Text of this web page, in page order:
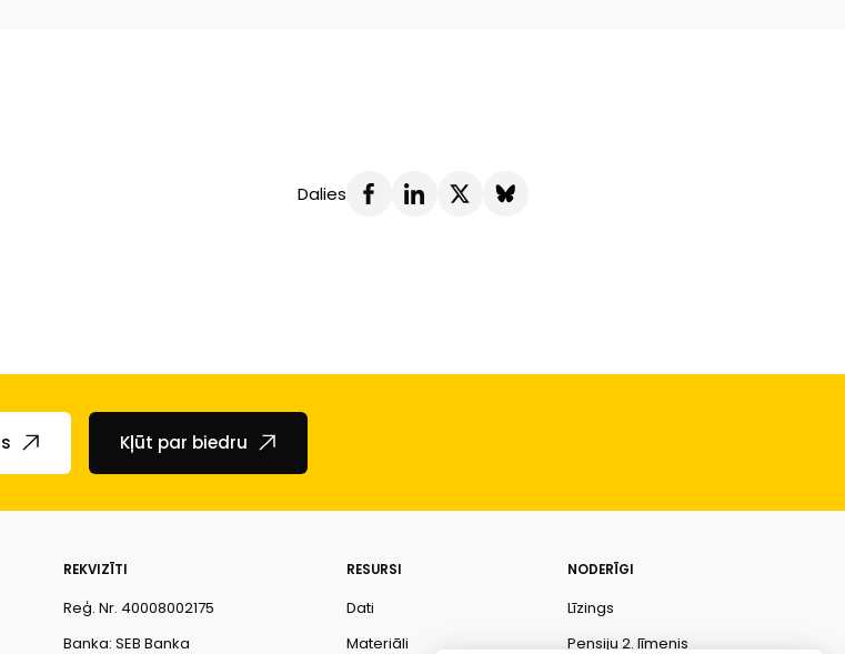
Dalies
Kļūt par biedru
REKVIZĪTI
Reģ. Nr. 40008002175
Banka: SEB Banka
RESURSI
Dati
Materiāli
NODERĪGI
Līzings
Pensiju 2. līmenis